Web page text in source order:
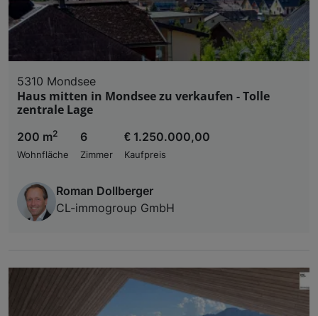
5310 Mondsee
Haus mitten in Mondsee zu verkaufen - Tolle
zentrale Lage
200 m2
Wohnfläche
6
Zimmer
€ 1.250.000,00
Kaufpreis
Roman Dollberger
CL-immogroup GmbH